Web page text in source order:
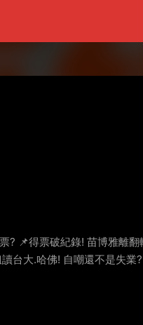
📌得票破紀錄! 苗博雅離
台大.哈佛! 自嘲還不是失